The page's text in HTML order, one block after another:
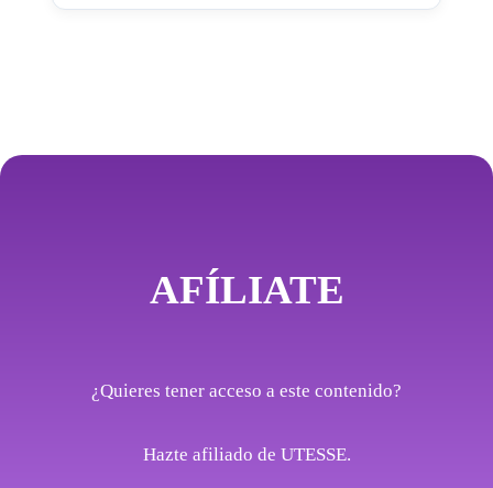
AFÍLIATE
¿Quieres tener acceso a este contenido?
Hazte afiliado de UTESSE.